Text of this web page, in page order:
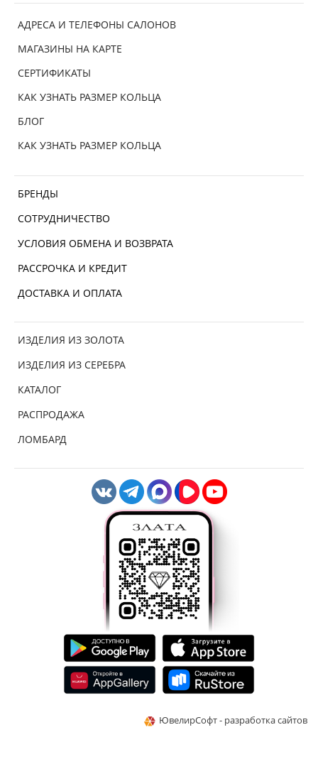
АДРЕСА И ТЕЛЕФОНЫ САЛОНОВ
МАГАЗИНЫ НА КАРТЕ
СЕРТИФИКАТЫ
КАК УЗНАТЬ РАЗМЕР КОЛЬЦА
БЛОГ
КАК УЗНАТЬ РАЗМЕР КОЛЬЦА
БРЕНДЫ
СОТРУДНИЧЕСТВО
УСЛОВИЯ ОБМЕНА И ВОЗВРАТА
РАССРОЧКА И КРЕДИТ
ДОСТАВКА И ОПЛАТА
ИЗДЕЛИЯ ИЗ ЗОЛОТА
ИЗДЕЛИЯ ИЗ СЕРЕБРА
КАТАЛОГ
РАСПРОДАЖА
ЛОМБАРД
ЮвелирСофт - разработка сайтов